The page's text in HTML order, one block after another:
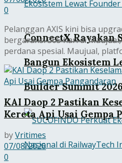
ConnectX Rayakan
Bangun Ekosistem
Builder Summit 2026
0
Pelanggan AXIS kini bisa
bergaransi 365 hari di
perdana spesial. Maujual,
KAI Daop 2 Pastikan
Kereta Api Usai Gempa
byVritimes
07/08/2026
0